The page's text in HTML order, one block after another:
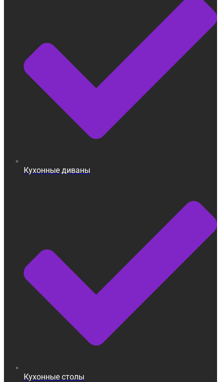
Кухонные диваны
Кухонные столы